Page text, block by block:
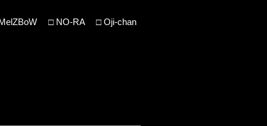
□ NO-RA□ Oji-chan